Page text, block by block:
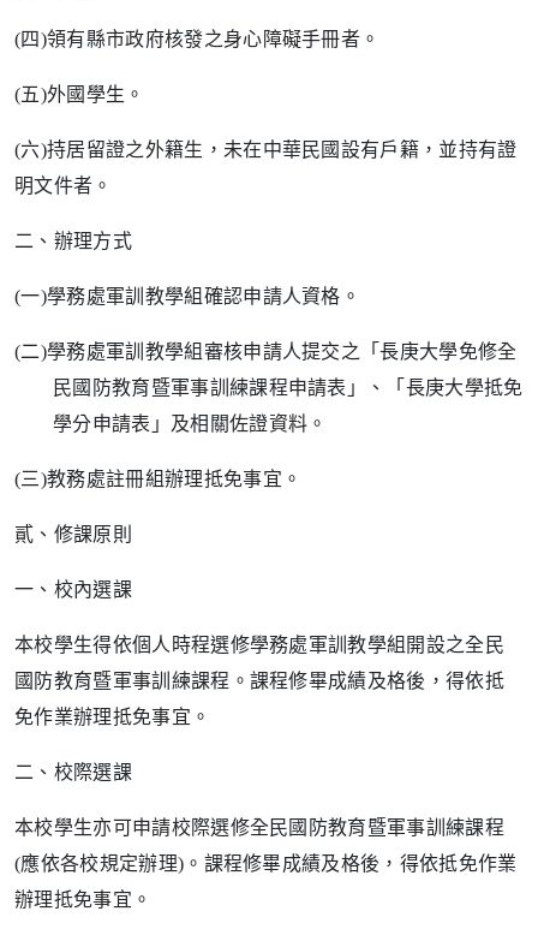
(四)領有縣市政府核發之身心障礙手冊者。
(五)外國學生。
(六)持居留證之外籍生，未在中華民國設有戶籍，並持有證
明文件者。
二、辦理方式
(一)學務處軍訓教學組確認申請人資格。
(二)學務處軍訓教學組審核申請人提交之「長庚大學免修全
民國防教育暨軍事訓練課程申請表」、「長庚大學抵免
學分申請表」及相關佐證資料。
(三)教務處註冊組辦理抵免事宜。
貳、修課原則
一、校內選課
本校學生得依個人時程選修學務處軍訓教學組開設之全民
國防教育暨軍事訓練課程。課程修畢成績及格後，得依抵
免作業辦理抵免事宜。
二、校際選課
本校學生亦可申請校際選修全民國防教育暨軍事訓練課程
(應依各校規定辦理) 。課程修畢成績及格後，得依抵免作業
辦理抵免事宜。